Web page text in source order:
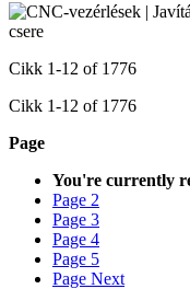
Cikk 1-12 of 1776
Cikk 1-12 of 1776
Page
You're currently
Page 2
Page 3
Page 4
Page 5
Page Next